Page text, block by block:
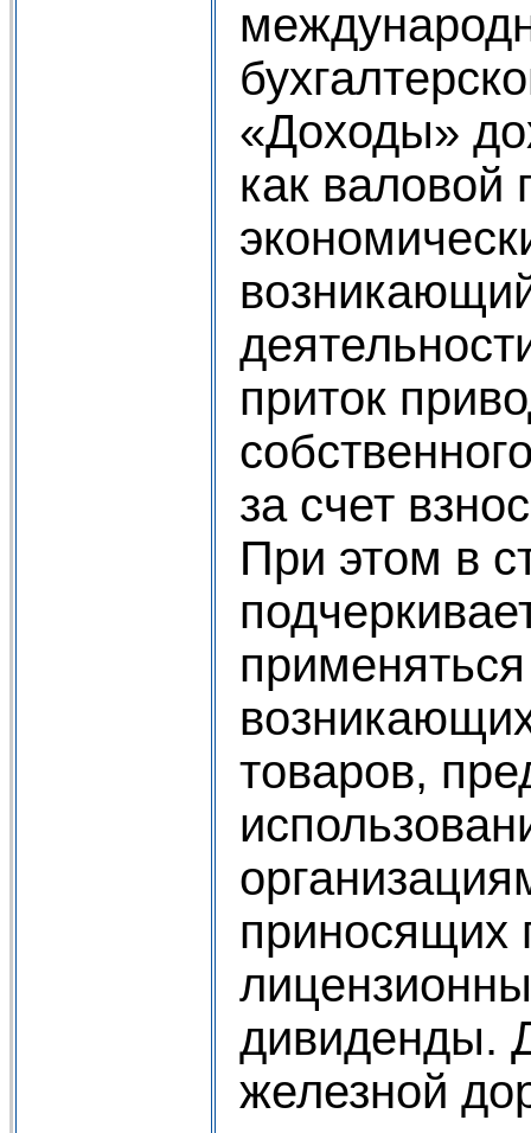
«Доходы»
как валовой
приток
за счет
При этом в
товаров,
приносящих
дивиденды.
железной